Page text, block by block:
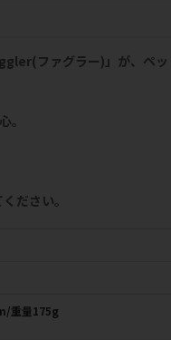
ファグラー)」が、ペッ
。
ださい。
重量175g